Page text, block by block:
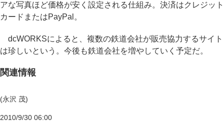
アな写真ほど価格が安く設定される仕組み。決済はクレジット
カードまたはPayPal。
dcWORKSによると、複数の鉄道会社が販売協力するサイト
は珍しいという。今後も鉄道会社を増やしていく予定だ。
関連情報
(永沢 茂)
2010/9/30 06:00